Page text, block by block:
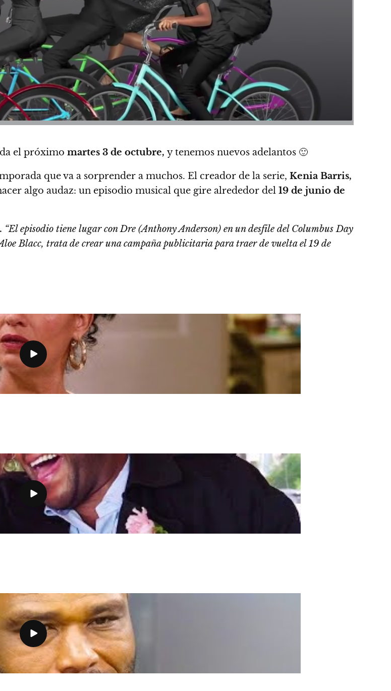
el próximo martes 3 de octubre, y tenemos nuevos adelantos 🙂
que va a sorprender a muchos. El creador de la serie, Kenia Barris,
algo audaz: un episodio musical que gire alrededor del 19 de junio de
“El episodio tiene lugar con Dre (Anthony Anderson) en un desfile del Columbus Day
Blacc, trata de crear una campaña publicitaria para traer de vuelta el 19 de